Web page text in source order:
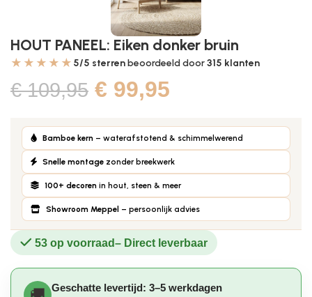
HOUT PANEEL: Eiken donker bruin
★★★★★ 5/5 sterrenbeoordeeld door315 klanten
€109,95 € 99,95
Bamboe kern – waterafstotend & schimmelwerend
Snelle montage zonder breekwerk
100+ decoren in hout, steen & meer
Showroom Meppel – persoonlijk advies
53 op voorraad
Geschatte levertijd: 3–5 werkdagen